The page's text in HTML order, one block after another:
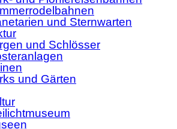
und Sternwarten
und Schlösser
und Gärten